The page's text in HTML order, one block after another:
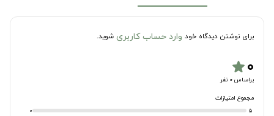
برای نوشتن دیدگاه خود وارد حساب کاربری شوید.
۰star
براساس 0 نفر
مجموع امتیازات
5
0